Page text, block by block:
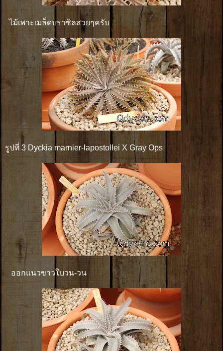
ไม้เพาะเมล็ดบราซิลสวยๆครับ
รูปที่ 3 Dyckia marnier-lapostollei X Gray Ops
ออกแนวขาวใบวน-วน